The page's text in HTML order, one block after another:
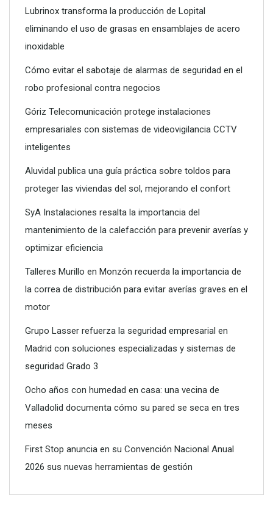
Lubrinox transforma la producción de Lopital
eliminando el uso de grasas en ensamblajes de acero
inoxidable
Cómo evitar el sabotaje de alarmas de seguridad en el
robo profesional contra negocios
Góriz Telecomunicación protege instalaciones
empresariales con sistemas de videovigilancia CCTV
inteligentes
Aluvidal publica una guía práctica sobre toldos para
proteger las viviendas del sol, mejorando el confort
SyA Instalaciones resalta la importancia del
mantenimiento de la calefacción para prevenir averías y
optimizar eficiencia
Talleres Murillo en Monzón recuerda la importancia de
la correa de distribución para evitar averías graves en el
motor
Grupo Lasser refuerza la seguridad empresarial en
Madrid con soluciones especializadas y sistemas de
seguridad Grado 3
Ocho años con humedad en casa: una vecina de
Valladolid documenta cómo su pared se seca en tres
meses
First Stop anuncia en su Convención Nacional Anual
2026 sus nuevas herramientas de gestión